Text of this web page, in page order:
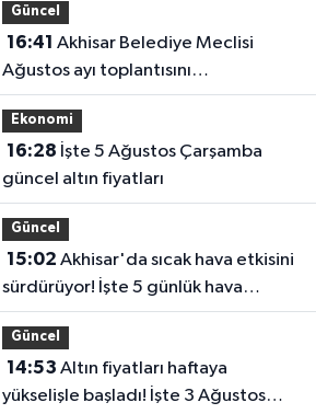
Güncel
16:41
Ağustos ayı toplantısını
gerçekleştirdi
Ekonomi
16:28
güncel altın fiyatları
Güncel
15:02
sürdürüyor! İşte 5 günlük hava
durumu
Güncel
14:53
yükselişle başladı! İşte 3 Ağustos